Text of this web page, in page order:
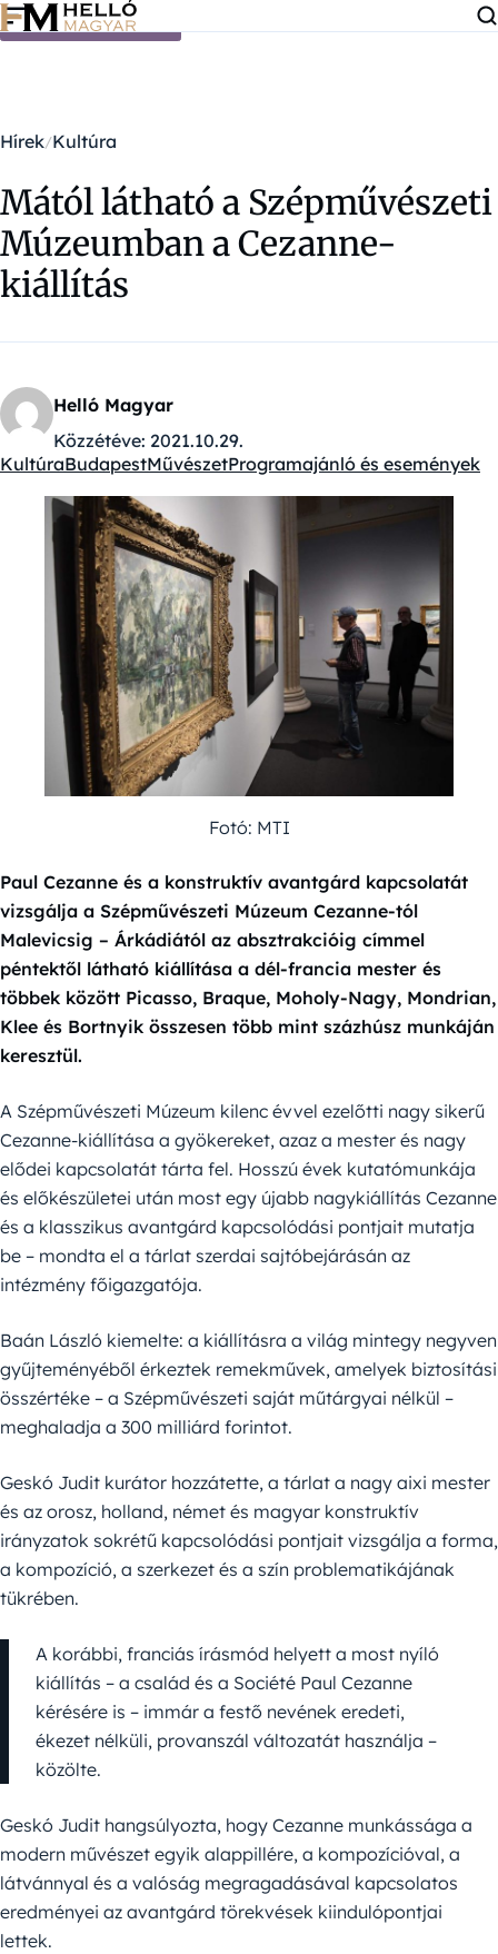
Ugrás a tartalomra
Hírek Kultúra
Mától látható a Szépművészeti
Múzeumban a Cezanne-
kiállítás
Helló Magyar
Közzétéve: 2021.10.29.
Kategóriák:
KultúraBudapestMűvészetProgramajánló és események
Fotó: MTI
Paul Cezanne és a konstruktív avantgárd kapcsolatát
vizsgálja a Szépművészeti Múzeum Cezanne-tól
Malevicsig – Árkádiától az absztrakcióig címmel
péntektől látható kiállítása a dél-francia mester és
többek között Picasso, Braque, Moholy-Nagy, Mondrian,
Klee és Bortnyik összesen több mint százhúsz munkáján
keresztül.
A Szépművészeti Múzeum kilenc évvel ezelőtti nagy sikerű
Cezanne-kiállítása a gyökereket, azaz a mester és nagy
elődei kapcsolatát tárta fel. Hosszú évek kutatómunkája
és előkészületei után most egy újabb nagykiállítás Cezanne
és a klasszikus avantgárd kapcsolódási pontjait mutatja
be – mondta el a tárlat szerdai sajtóbejárásán az
intézmény főigazgatója.
Baán László kiemelte: a kiállításra a világ mintegy negyven
gyűjteményéből érkeztek remekművek, amelyek biztosítási
összértéke – a Szépművészeti saját műtárgyai nélkül –
meghaladja a 300 milliárd forintot.
Geskó Judit kurátor hozzátette, a tárlat a nagy aixi mester
és az orosz, holland, német és magyar konstruktív
irányzatok sokrétű kapcsolódási pontjait vizsgálja a forma,
a kompozíció, a szerkezet és a szín problematikájának
tükrében.
A korábbi, franciás írásmód helyett a most nyíló
kiállítás – a család és a Société Paul Cezanne
kérésére is – immár a festő nevének eredeti,
ékezet nélküli, provanszál változatát használja –
közölte.
Geskó Judit hangsúlyozta, hogy Cezanne munkássága a
modern művészet egyik alappillére, a kompozícióval, a
látvánnyal és a valóság megragadásával kapcsolatos
eredményei az avantgárd törekvések kiindulópontjai
lettek.